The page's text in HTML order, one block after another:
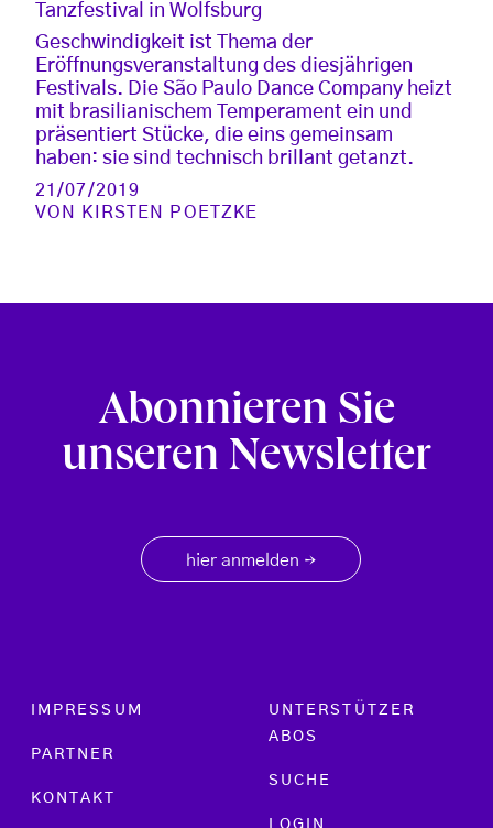
Tanzfestival in Wolfsburg
Geschwindigkeit ist Thema der
Eröffnungsveranstaltung des diesjährigen
Festivals. Die São Paulo Dance Company heizt
mit brasilianischem Temperament ein und
präsentiert Stücke, die eins gemeinsam
haben: sie sind technisch brillant getanzt.
21/07/2019
VON
KIRSTEN POETZKE
Abonnieren Sie
unseren Newsletter
hier anmelden →
Footer menu
IMPRESSUM
PARTNER
KONTAKT
UNTERSTÜTZER
ABOS
SUCHE